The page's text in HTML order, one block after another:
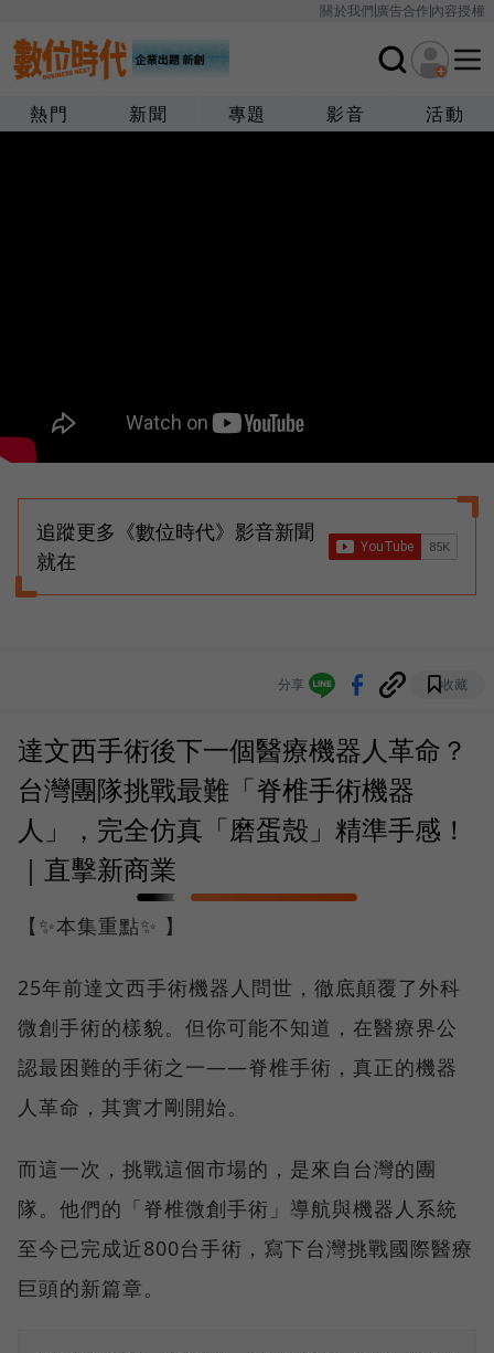
關於我們廣告合作內容授權
熱門 新聞 專題 影音 活動
追蹤更多《數位時代》影音新聞
就在
分享 收藏
達文西手術後下一個醫療機器人革命？
台灣團隊挑戰最難「脊椎手術機器
人」，完全仿真「磨蛋殼」精準手感！
｜直擊新商業
【✨本集重點✨ 】
25年前達文西手術機器人問世，徹底顛覆了外科
微創手術的樣貌。但你可能不知道，在醫療界公
認最困難的手術之一——脊椎手術，真正的機器
人革命，其實才剛開始。
而這一次，挑戰這個市場的，是來自台灣的團
隊。他們的「脊椎微創手術」導航與機器人系統
至今已完成近800台手術，寫下台灣挑戰國際醫療
巨頭的新篇章。